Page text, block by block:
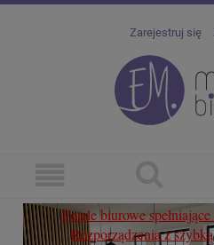
Zarejestruj się
Fotelebiurowe
Rozporządzenia z